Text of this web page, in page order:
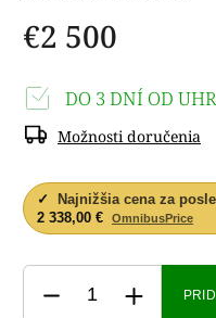
€2 500
DO 3 DNÍ OD
Možnosti doručenia
✓
Najnižšia cena za
2 338,00 €
OmnibusPrice